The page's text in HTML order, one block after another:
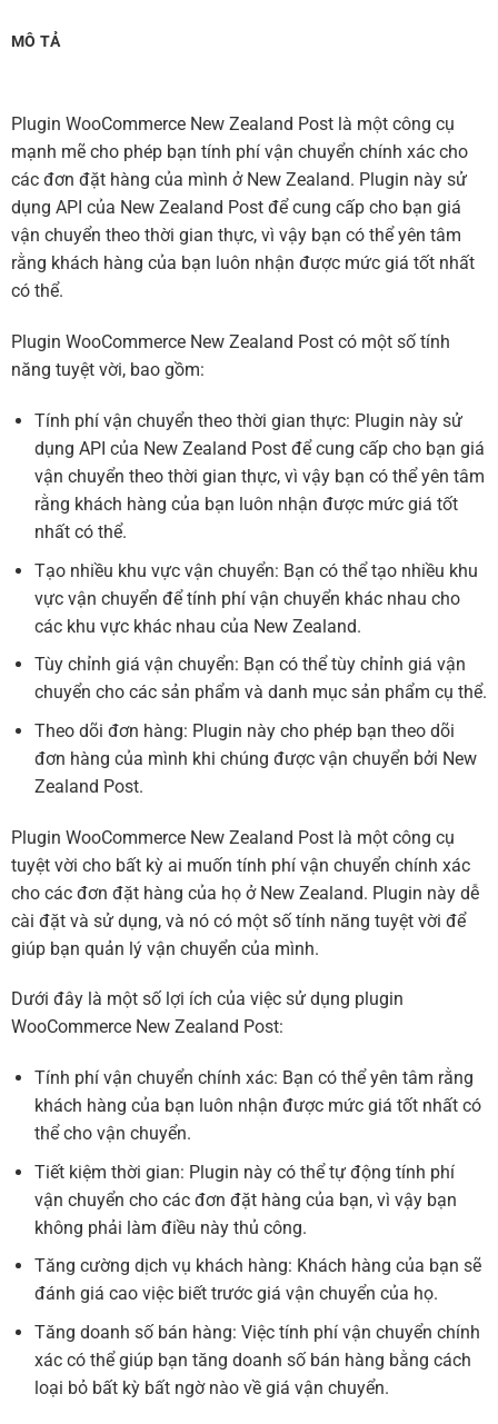
MÔ TẢ
Plugin WooCommerce New Zealand Post là một công cụ
mạnh mẽ cho phép bạn tính phí vận chuyển chính xác cho
các đơn đặt hàng của mình ở New Zealand. Plugin này sử
dụng API của New Zealand Post để cung cấp cho bạn giá
vận chuyển theo thời gian thực, vì vậy bạn có thể yên tâm
rằng khách hàng của bạn luôn nhận được mức giá tốt nhất
có thể.
Plugin WooCommerce New Zealand Post có một số tính
năng tuyệt vời, bao gồm:
Tính phí vận chuyển theo thời gian thực: Plugin này sử
dụng API của New Zealand Post để cung cấp cho bạn giá
vận chuyển theo thời gian thực, vì vậy bạn có thể yên tâm
rằng khách hàng của bạn luôn nhận được mức giá tốt
nhất có thể.
Tạo nhiều khu vực vận chuyển: Bạn có thể tạo nhiều khu
vực vận chuyển để tính phí vận chuyển khác nhau cho
các khu vực khác nhau của New Zealand.
Tùy chỉnh giá vận chuyển: Bạn có thể tùy chỉnh giá vận
chuyển cho các sản phẩm và danh mục sản phẩm cụ thể.
Theo dõi đơn hàng: Plugin này cho phép bạn theo dõi
đơn hàng của mình khi chúng được vận chuyển bởi New
Zealand Post.
Plugin WooCommerce New Zealand Post là một công cụ
tuyệt vời cho bất kỳ ai muốn tính phí vận chuyển chính xác
cho các đơn đặt hàng của họ ở New Zealand. Plugin này dễ
cài đặt và sử dụng, và nó có một số tính năng tuyệt vời để
giúp bạn quản lý vận chuyển của mình.
Dưới đây là một số lợi ích của việc sử dụng plugin
WooCommerce New Zealand Post:
Tính phí vận chuyển chính xác: Bạn có thể yên tâm rằng
khách hàng của bạn luôn nhận được mức giá tốt nhất có
thể cho vận chuyển.
Tiết kiệm thời gian: Plugin này có thể tự động tính phí
vận chuyển cho các đơn đặt hàng của bạn, vì vậy bạn
không phải làm điều này thủ công.
Tăng cường dịch vụ khách hàng: Khách hàng của bạn sẽ
đánh giá cao việc biết trước giá vận chuyển của họ.
Tăng doanh số bán hàng: Việc tính phí vận chuyển chính
xác có thể giúp bạn tăng doanh số bán hàng bằng cách
loại bỏ bất kỳ bất ngờ nào về giá vận chuyển.